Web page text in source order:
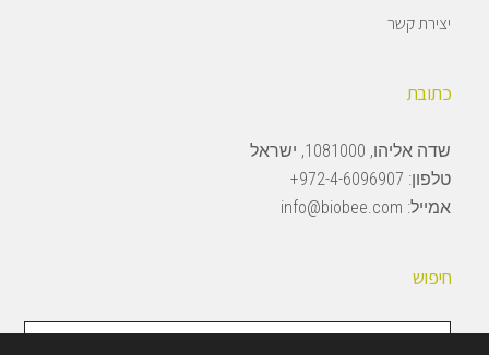
יצירת קשר
כתובת
שדה אליהו, 1081000, ישראל
טלפון: 972-4-6096907+
אמייל: info@biobee.com
חיפוש
חיפוש